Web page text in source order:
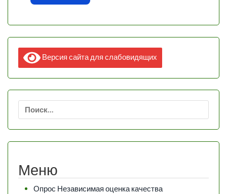
Версия сайта для слабовидящих
Найти:
Меню
Опрос Независимая оценка качества